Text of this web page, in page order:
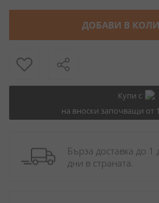
ДОБАВИ В
Купи с
на вноски започващи от
Бърза доставка до
дни в страната.